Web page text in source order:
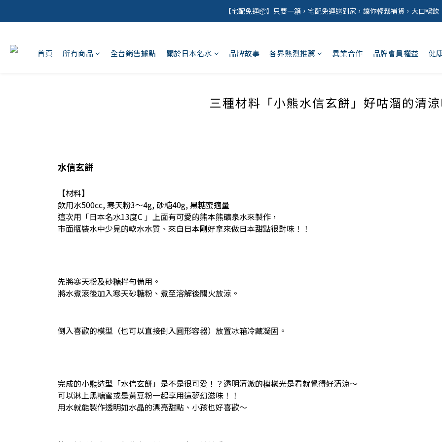
【宅配免運📦】只要一箱，宅配免運送到家，讓你輕鬆補貨，大口暢飲
首頁 所有商品 全台銷售據點 關於日本名水 品牌故事 各界熱烈推薦 異業合作 品牌會員權益 健
三種材料「小熊水信玄餅」好咕溜的清
水信玄餅
【材料】
飲用水500cc, 寒天粉3～4g, 砂糖40g, 黑糖蜜適量
這次用「日本名水13度C 」上面有可愛的熊本熊礦泉水來製作，
市面瓶裝水中少見的軟水水質、來自日本剛好拿來做日本甜點很對味！！
先將寒天粉及砂糖拌勻備用。
將水煮滾後加入寒天砂糖粉、煮至溶解後關火放涼。
倒入喜歡的模型（也可以直接倒入圓形容器）放置冰箱冷藏凝固。
完成的小熊造型「水信玄餅」是不是很可愛！？透明清澈的模樣光是看就覺得好清涼～
可以淋上黑糖蜜或是黃豆粉一起享用這夢幻滋味！！
用水就能製作透明如水晶的漂亮甜點、小孩也好喜歡～